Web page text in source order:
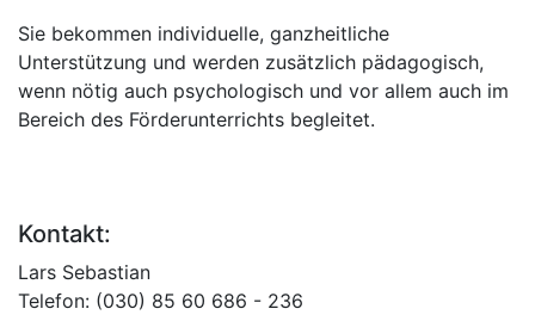
Sie bekommen individuelle, ganzheitliche
Unterstützung und werden zusätzlich pädagogisch,
wenn nötig auch psychologisch und vor allem auch im
Bereich des Förderunterrichts begleitet.
Kontakt:
Lars Sebastian
Telefon: (030) 85 60 686 - 236